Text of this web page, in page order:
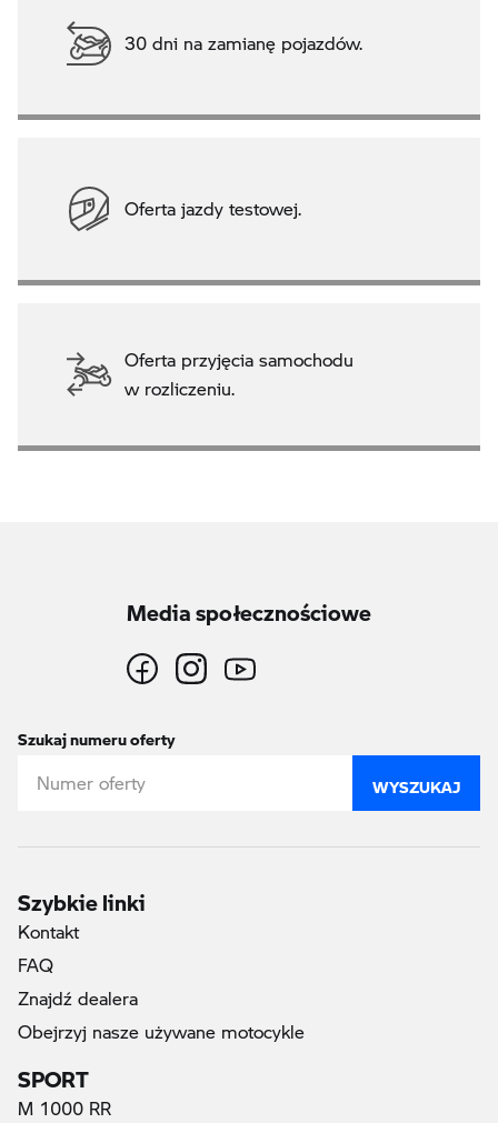
30 dni na zamianę pojazdów.
Oferta jazdy testowej.
Oferta przyjęcia samochodu
w rozliczeniu.
Media społecznościowe
Szukaj numeru oferty
WYSZUKAJ
Szybkie linki
Kontakt
FAQ
Znajdź dealera
Obejrzyj nasze używane motocykle
SPORT
M 1000 RR